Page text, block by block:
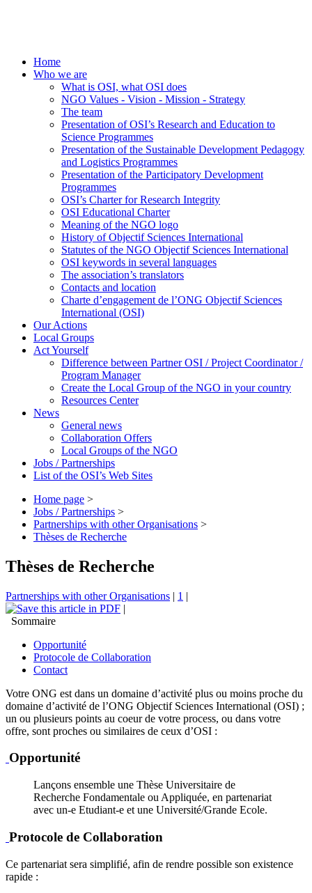
Home
Who we are
What is OSI, what OSI does
NGO Values - Vision - Mission - Strategy
The team
Presentation of OSI’s Research and Education to
Science Programmes
Presentation of the Sustainable Development Pedagogy
and Logistics Programmes
Presentation of the Participatory Development
Programmes
OSI’s Charter for Research Integrity
OSI Educational Charter
Meaning of the NGO logo
History of Objectif Sciences International
Statutes of the NGO Objectif Sciences International
OSI keywords in several languages
The association’s translators
Contacts and location
Charte d’engagement de l’ONG Objectif Sciences
International (OSI)
Our Actions
Local Groups
Act Yourself
Difference between Partner OSI / Project Coordinator /
Program Manager
Create the Local Group of the NGO in your country
Resources Center
News
General news
Collaboration Offers
Local Groups of the NGO
Jobs / Partnerships
List of the OSI’s Web Sites
Home page >
Jobs / Partnerships >
Partnerships with other Organisations >
Thèses de Recherche
Thèses de Recherche
Partnerships with other Organisations | 1 |
|
Sommaire
Opportunité
Protocole de Collaboration
Contact
Votre ONG est dans un domaine d’activité plus ou moins proche du
domaine d’activité de l’ONG Objectif Sciences International (OSI) ;
un ou plusieurs points au coeur de votre process, ou dans votre
offre, sont proches ou similaires de ceux d’OSI :
Opportunité
Lançons ensemble une Thèse Universitaire de
Recherche Fondamentale ou Appliquée, en partenariat
avec un-e Etudiant-e et une Université/Grande Ecole.
Protocole de Collaboration
Ce partenariat sera simplifié, afin de rendre possible son existence
rapide :